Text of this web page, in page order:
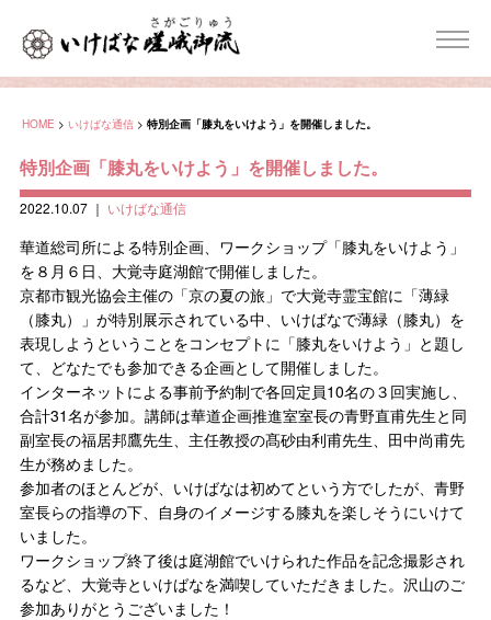
HOME > いけばな通信 > 特別企画「膝丸をいけよう」を開催しました。
特別企画「膝丸をいけよう」を開催しました。
2022.10.07｜ いけばな通信
華道総司所による特別企画、ワークショップ「膝丸をいけよう」
を８月６日、大覚寺庭湖館で開催しました。
京都市観光協会主催の「京の夏の旅」で大覚寺霊宝館に「薄緑
（膝丸）」が特別展示されている中、いけばなで薄緑（膝丸）を
表現しようということをコンセプトに「膝丸をいけよう」と題し
て、どなたでも参加できる企画として開催しました。
インターネットによる事前予約制で各回定員10名の３回実施し、
合計31名が参加。講師は華道企画推進室室長の青野直甫先生と同
副室長の福居邦鷹先生、主任教授の髙砂由利甫先生、田中尚甫先
生が務めました。
参加者のほとんどが、いけばなは初めてという方でしたが、青野
室長らの指導の下、自身のイメージする膝丸を楽しそうにいけて
いました。
ワークショップ終了後は庭湖館でいけられた作品を記念撮影され
るなど、大覚寺といけばなを満喫していただきました。沢山のご
参加ありがとうございました！